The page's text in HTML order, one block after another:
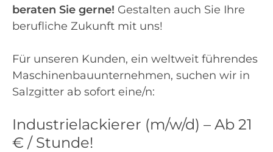
beraten Sie gerne! Gestalten auch Sie Ihre
berufliche Zukunft mit uns!
Für unseren Kunden, ein weltweit führendes
Maschinenbauunternehmen, suchen wir in
Salzgitter ab sofort eine/n:
Industrielackierer (m/w/d) – Ab 21
€ / Stunde!